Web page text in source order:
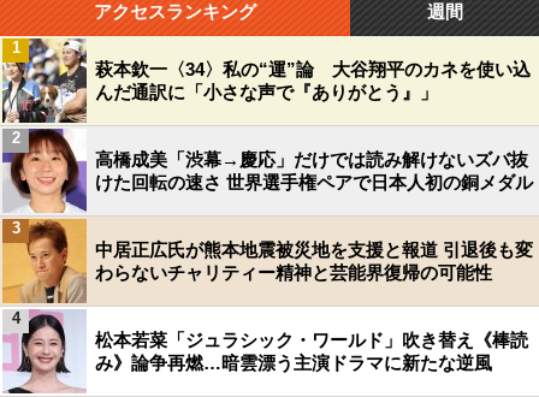
アクセスランキング 週間
萩本欽一〈34〉私の“運”論 大谷翔平のカネを使い込
んだ通訳に「小さな声で『ありがとう』」
1
高橋成美「渋幕→慶応」だけでは読み解けないズバ抜
けた回転の速さ 世界選手権ペアで日本人初の銅メダル
2
中居正広氏が熊本地震被災地を支援と報道 引退後も変
わらないチャリティー精神と芸能界復帰の可能性
3
松本若菜「ジュラシック・ワールド」吹き替え《棒読
み》論争再燃…暗雲漂う主演ドラマに新たな逆風
4